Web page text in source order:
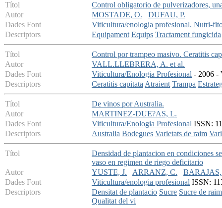
Títol
Control obligatorio de pulverizadores,
Autor
MOSTADE, O.
DUFAU, P.
Dades Font
Viticultura/enologia profesional. Nutri-
Descriptors
Equipament Equips Tractament fungicida
Títol
Control por trampeo masivo. Ceratitis
Autor
VALL.LLEBRERA, A. et al.
Dades Font
Viticultura/Enologia Profesional - 2006 -
Descriptors
Ceratitis capitataAtraient Trampa
Títol
De vinos por Australia.
Autor
MARTINEZ-DUE?AS, L.
Dades Font
Viticultura/Enologia Profesional ISSN:
Descriptors
Australia Bodegues Varietats de raim
Títol
Densidad de plantacion en condiciones
vaso en regimen de riego deficitario
Autor
YUSTE, J. ARRANZ, C.
Dades Font
Viticultura/enologia profesional ISSN:
Descriptors
Densitat de plantacio Sucre Sucre de raim
Qualitat del vi